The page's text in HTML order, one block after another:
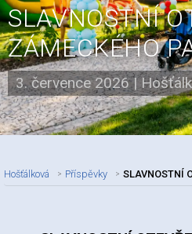
SLAVNOSTNÍ
ZÁMECKÉHO
3. července 2026|
Hošťálková Příspěvky SLAVNOSTNÍ